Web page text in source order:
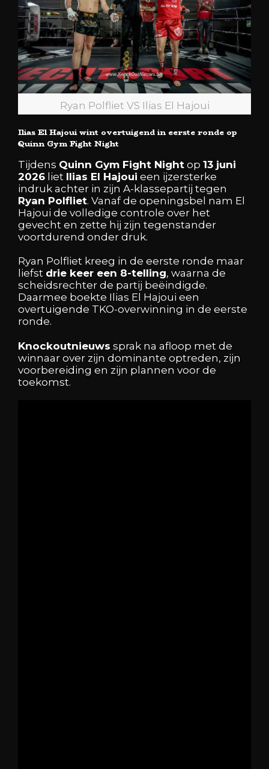
Ryan Polfliet VS Ilias El Hajoui
Ilias El Hajoui wint overtuigend in eerste ronde op
Quinn Gym Fight Night
Tijdens Quinn Gym Fight Night op 13 juni
2026 liet Ilias El Hajoui een ijzersterke
indruk achter in zijn A-klassepartij tegen
Ryan Polfliet. Vanaf de openingsbel nam El
Hajoui de volledige controle over het
gevecht en zette hij zijn tegenstander
voortdurend onder druk.
Ryan Polfliet kreeg in de eerste ronde maar
liefst drie keer een 8-telling, waarna de
scheidsrechter de partij beëindigde.
Daarmee boekte Ilias El Hajoui een
overtuigende TKO-overwinning in de eerste
ronde.
Knockoutnieuws sprak na afloop met de
winnaar over zijn dominante optreden, zijn
voorbereiding en zijn plannen voor de
toekomst.